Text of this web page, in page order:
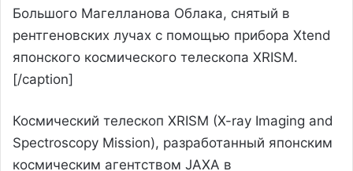
Большого Магелланова Облака, снятый в
рентгеновских лучах с помощью прибора Xtend
японского космического телескопа XRISM.
[/caption]
Космический телескоп XRISM (X-ray Imaging and
Spectroscopy Mission), разработанный японским
космическим агентством JAXA в